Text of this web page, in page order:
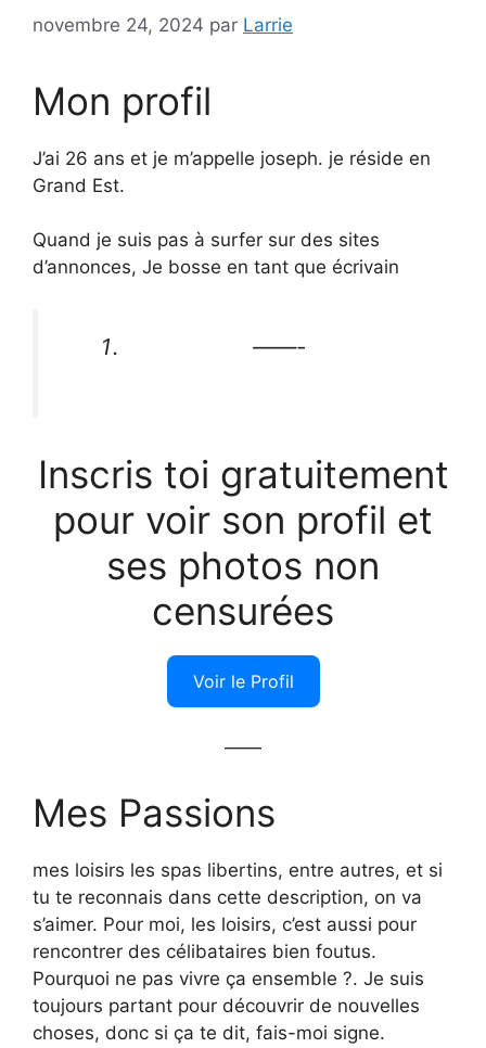
novembre 24, 2024 par Larrie
Mon profil
J’ai 26 ans et je m’appelle joseph. je réside en
Grand Est.
Quand je suis pas à surfer sur des sites
d’annonces, Je bosse en tant que écrivain
——-
Inscris toi gratuitement
pour voir son profil et
ses photos non
censurées
Voir le Profil
——
Mes Passions
mes loisirs les spas libertins, entre autres, et si
tu te reconnais dans cette description, on va
s’aimer. Pour moi, les loisirs, c’est aussi pour
rencontrer des célibataires bien foutus.
Pourquoi ne pas vivre ça ensemble ?. Je suis
toujours partant pour découvrir de nouvelles
choses, donc si ça te dit, fais-moi signe.